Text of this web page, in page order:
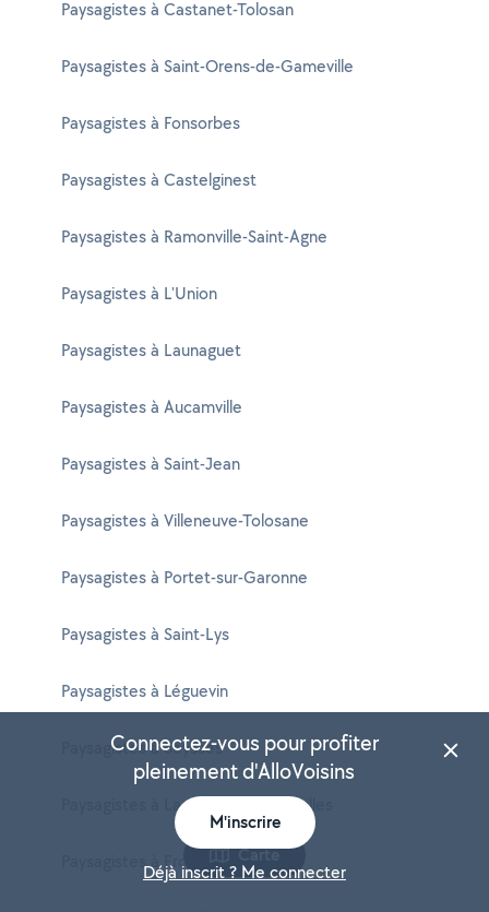
Paysagistes à Castanet-Tolosan
Paysagistes à Saint-Orens-de-Gameville
Paysagistes à Fonsorbes
Paysagistes à Castelginest
Paysagistes à Ramonville-Saint-Agne
Paysagistes à L'Union
Paysagistes à Launaguet
Paysagistes à Aucamville
Paysagistes à Saint-Jean
Paysagistes à Villeneuve-Tolosane
Paysagistes à Portet-sur-Garonne
Paysagistes à Saint-Lys
Paysagistes à Léguevin
Paysagistes à Seysses
Paysagistes à La Salvetat-Saint-Gilles
Paysagistes à Frouzins Carte
Connectez-vous pour profiter
pleinement d'AlloVoisins
M'inscrire
Déjà inscrit ? Me connecter